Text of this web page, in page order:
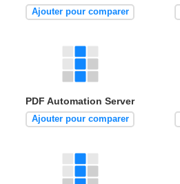
Ajouter pour comparer
PDF Automation Server
Ajouter pour comparer